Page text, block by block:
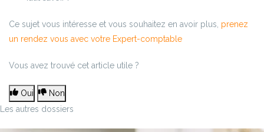
Ce sujet vous intéresse et vous souhaitez en avoir plus, prenez
un rendez vous avec votre Expert-comptable
Vous avez trouvé cet article utile ?
Oui
Non
Les autres dossiers